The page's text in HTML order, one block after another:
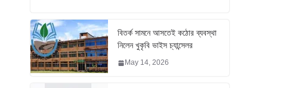
বিতর্ক সামনে আসতেই কঠোর ব্যবস্থা
নিলেন খুকৃবি ভাইস চ্যান্সেলর
May 14, 2026